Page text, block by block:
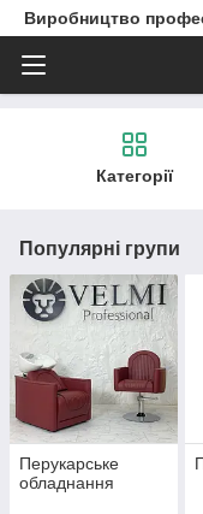
Виробництво
Категорії
Популярні групи
Перукарське
обладнання